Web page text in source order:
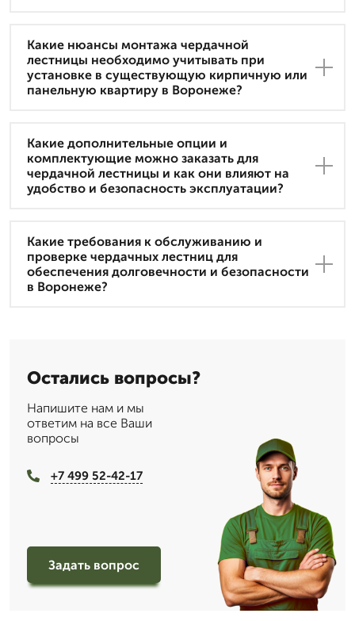
Какие нюансы монтажа чердачной
лестницы необходимо учитывать при
установке в существующую кирпичную или
панельную квартиру в Воронеже?
Какие дополнительные опции и
комплектующие можно заказать для
чердачной лестницы и как они влияют на
удобство и безопасность эксплуатации?
Какие требования к обслуживанию и
проверке чердачных лестниц для
обеспечения долговечности и безопасности
в Воронеже?
Остались вопросы?
Напишите нам и мы
ответим на все Ваши
вопросы
+7 499 52-42-17
Задать вопрос